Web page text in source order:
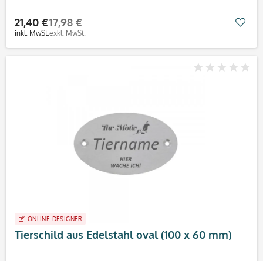
21,40 €
inkl. MwSt.
17,98 €
exkl. MwSt.
ONLINE-DESIGNER
Tierschild aus Edelstahl oval (100 x 60 mm)